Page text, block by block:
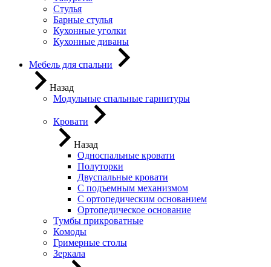
Стулья
Барные стулья
Кухонные уголки
Кухонные диваны
Мебель для спальни
Назад
Модульные спальные гарнитуры
Кровати
Назад
Односпальные кровати
Полуторки
Двуспальные кровати
С подъемным механизмом
С ортопедическим основанием
Ортопедическое основание
Тумбы прикроватные
Комоды
Гримерные столы
Зеркала